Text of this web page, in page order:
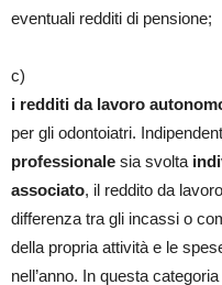
eventuali redditi di pensione;
c)
i redditi da lavoro
per gli odontoiatri.
professionale sia svolta
associato, il reddito da
differenza tra gli incassi o
della propria attività e le
nell’anno. In questa